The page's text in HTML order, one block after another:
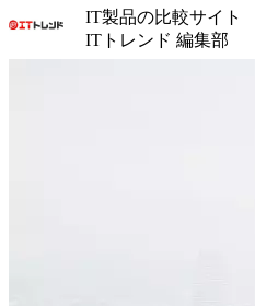
IT製品の比較サイト
ITトレンド 編集部